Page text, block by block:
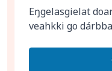
Eŋgelasgielat
veahkki go